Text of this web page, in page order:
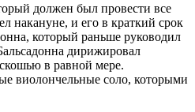
должен был провести все
накануне, и его в краткий срок
который раньше руководил
дирижировал
в равной мере.
виолончельные соло, которыми